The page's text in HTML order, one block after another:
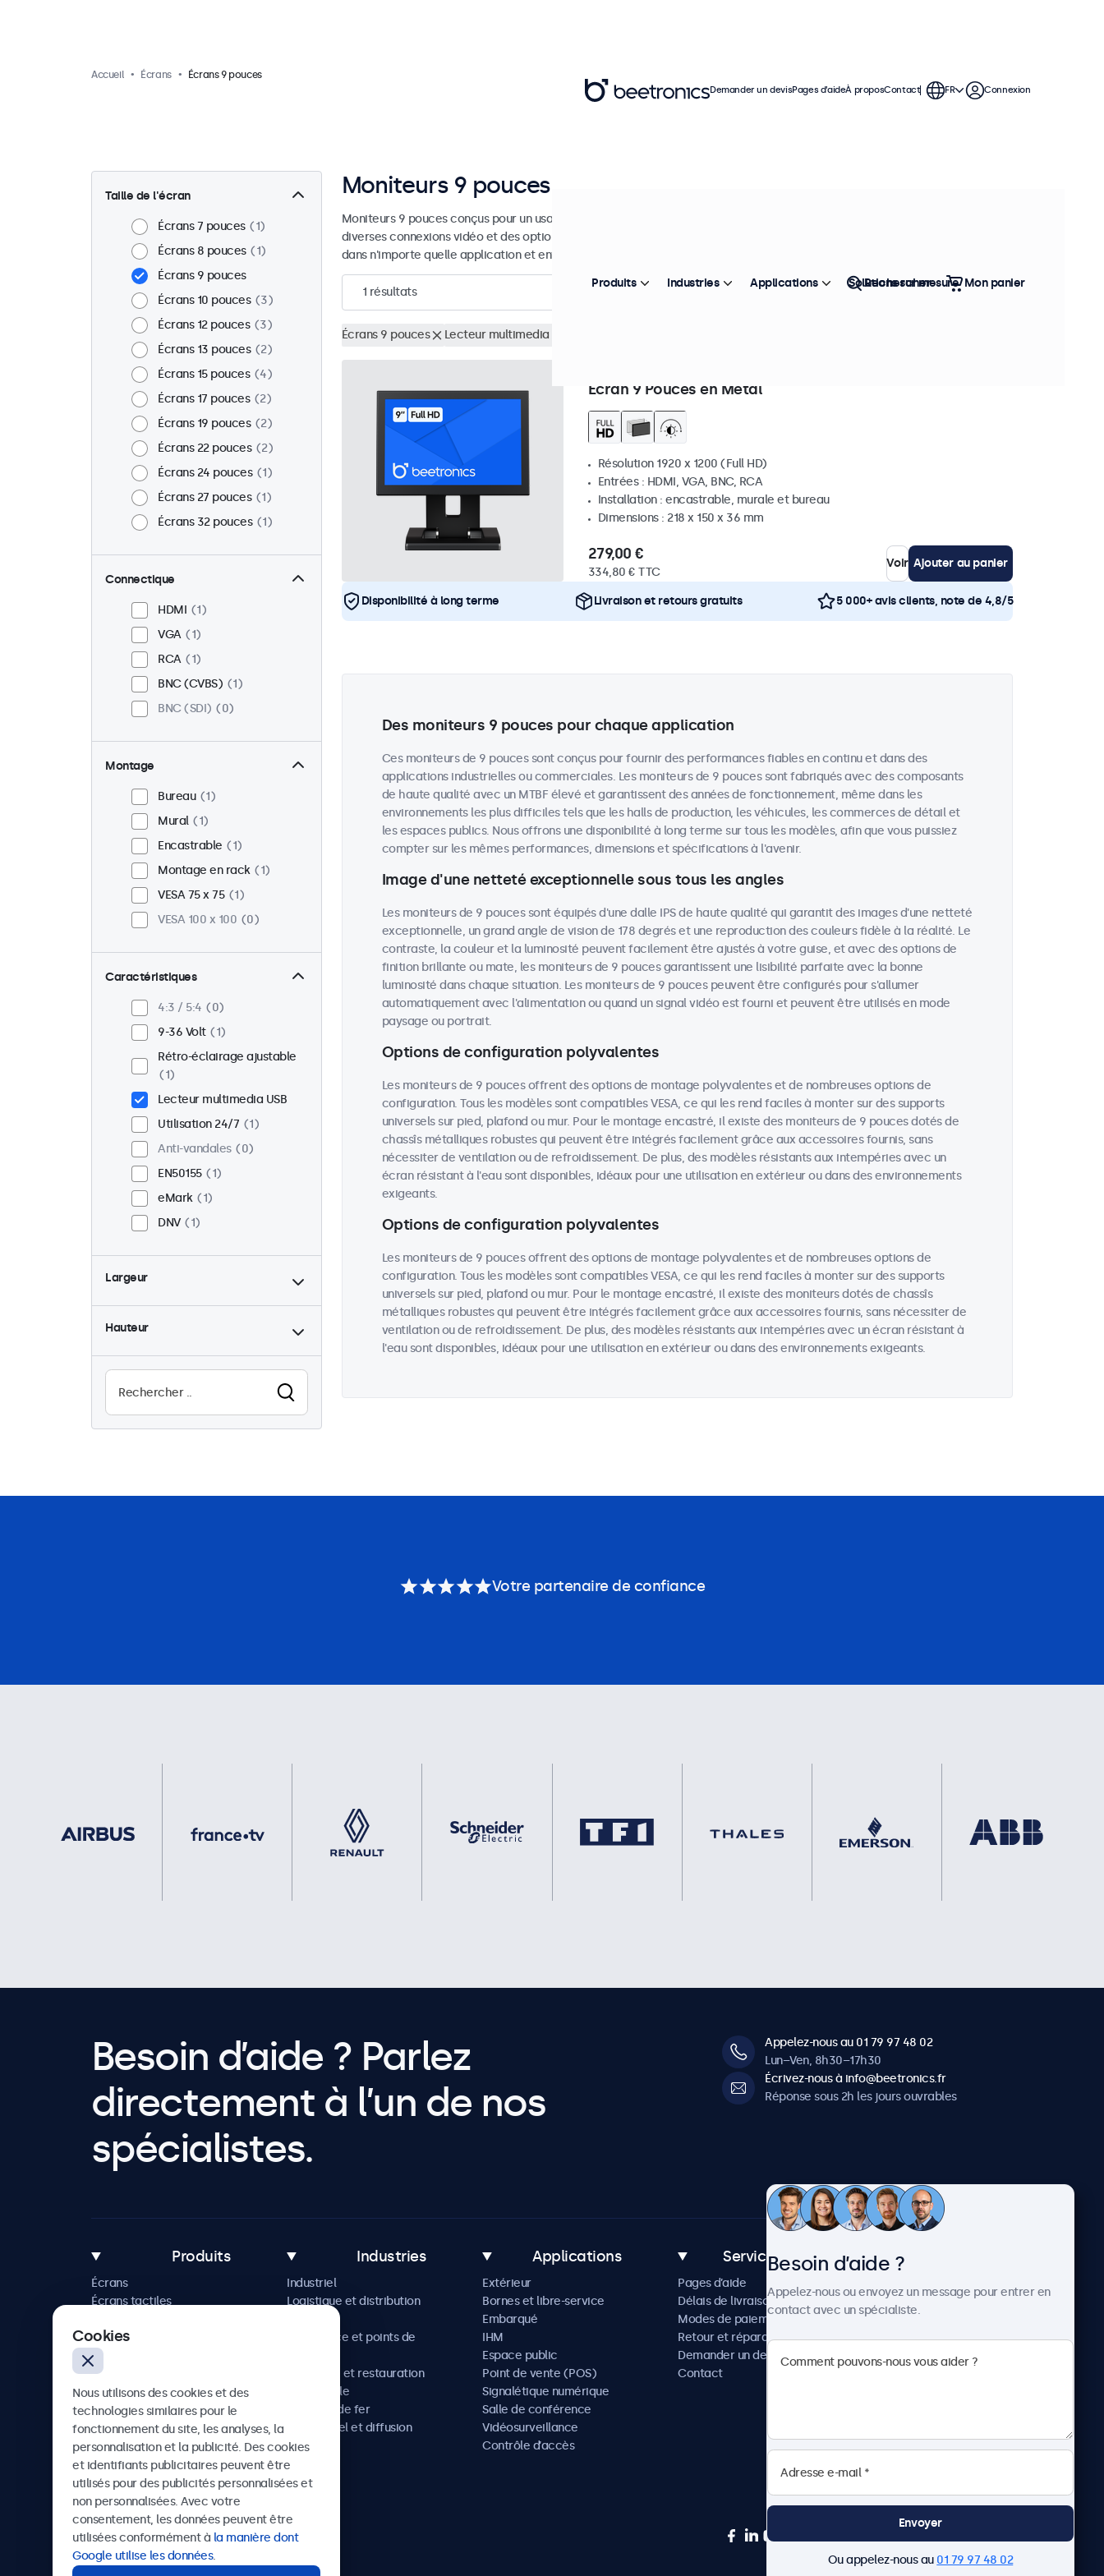
Accueil Écrans Écrans 9 pouces
Taille de l'écran
Écrans 7 pouces
1
Écrans 8 pouces
1
Écrans 9 pouces
Écrans 10 pouces
3
Écrans 12 pouces
3
Écrans 13 pouces
2
Écrans 15 pouces
4
Écrans 17 pouces
2
Écrans 19 pouces
2
Écrans 22 pouces
2
Écrans 24 pouces
1
Écrans 27 pouces
1
Écrans 32 pouces
1
Connectique
HDMI
1
VGA
1
RCA
1
BNC (CVBS)
1
BNC (SDI)
0
Montage
Bureau
1
Mural
1
Encastrable
1
Montage en rack
1
VESA 75 x 75
1
VESA 100 x 100
0
Caractéristiques
4:3 / 5:4
0
9-36 Volt
1
Rétro-éclairage ajustable
1
Lecteur multimedia USB
Utilisation 24/7
1
Anti-vandales
0
EN50155
1
eMark
1
DNV
1
Largeur
Hauteur
Moniteurs 9 pouces
Moniteurs 9 pouces conçus pour un usage industriel et commercial. Ces moniteurs de 9 pouces offrent
diverses connexions vidéo et des options de montage polyvalentes, leur permettant de s'intégrer facilement
dans n'importe quelle application et environnement.
1 résultats Top vente
Écrans 9 pouces Lecteur multimedia USB
Écran 9 Pouces en Métal
Résolution 1920 x 1200 (Full HD)
Entrées : HDMI, VGA, BNC, RCA
Installation : encastrable, murale et bureau
Dimensions : 218 x 150 x 36 mm
279,00 €
334,80 € TTC
Voir Ajouter au panier
Disponibilité à long terme Livraison et retours gratuits 5 000+ avis clients, note de 4,8/5
Des moniteurs 9 pouces pour chaque application
Ces moniteurs de 9 pouces sont conçus pour fournir des performances fiables en continu et dans des
applications industrielles ou commerciales. Les moniteurs de 9 pouces sont fabriqués avec des composants
de haute qualité avec un MTBF élevé et garantissent des années de fonctionnement, même dans les
environnements les plus difficiles tels que les halls de production, les véhicules, les commerces de détail et
les espaces publics. Nous offrons une disponibilité à long terme sur tous les modèles, afin que vous puissiez
compter sur les mêmes performances, dimensions et spécifications à l'avenir.
Image d'une netteté exceptionnelle sous tous les angles
Les moniteurs de 9 pouces sont équipés d'une dalle IPS de haute qualité qui garantit des images d'une netteté
exceptionnelle, un grand angle de vision de 178 degrés et une reproduction des couleurs fidèle à la réalité. Le
contraste, la couleur et la luminosité peuvent facilement être ajustés à votre guise, et avec des options de
finition brillante ou mate, les moniteurs de 9 pouces garantissent une lisibilité parfaite avec la bonne
luminosité dans chaque situation. Les moniteurs de 9 pouces peuvent être configurés pour s'allumer
automatiquement avec l'alimentation ou quand un signal vidéo est fourni et peuvent être utilisés en mode
paysage ou portrait.
Options de configuration polyvalentes
Les moniteurs de 9 pouces offrent des options de montage polyvalentes et de nombreuses options de
configuration. Tous les modèles sont compatibles VESA, ce qui les rend faciles à monter sur des supports
universels sur pied, plafond ou mur. Pour le montage encastré, il existe des moniteurs de 9 pouces dotés de
chassîs métalliques robustes qui peuvent être intégrés facilement grâce aux accessoires fournis, sans
nécessiter de ventilation ou de refroidissement. De plus, des modèles résistants aux intempéries avec un
écran résistant à l'eau sont disponibles, idéaux pour une utilisation en extérieur ou dans des environnements
exigeants.
Options de configuration polyvalentes
Les moniteurs de 9 pouces offrent des options de montage polyvalentes et de nombreuses options de
configuration. Tous les modèles sont compatibles VESA, ce qui les rend faciles à monter sur des supports
universels sur pied, plafond ou mur. Pour le montage encastré, il existe des moniteurs dotés de chassîs
métalliques robustes qui peuvent être intégrés facilement grâce aux accessoires fournis, sans nécessiter de
ventilation ou de refroidissement. De plus, des modèles résistants aux intempéries avec un écran résistant à
l'eau sont disponibles, idéaux pour une utilisation en extérieur ou dans des environnements exigeants.
Demander un devisPages d’aideÀ proposContact FR Connexion
Produits Industries Applications Solutions sur mesure
Rechercher Mon panier
Votre partenaire de confiance
Besoin d’aide ? Parlez
directement à l’un de nos
spécialistes.
Appelez-nous au 01 79 97 48 02
Lun–Ven, 8h30–17h30
Écrivez-nous à info@beetronics.fr
Réponse sous 2h les jours ouvrables
Produits
Écrans
Écrans tactiles
Solutions sur mesure
Industries
Industriel
Logistique et distribution
Commerce et points de
Hôtellerie et restauration
Automobile
Chemins de fer
Audiovisuel et diffusion
Santé
Applications
Extérieur
Bornes et libre-service
Embarqué
IHM
Espace public
Point de vente (POS)
Signalétique numérique
Salle de conférence
Vidéosurveillance
Contrôle d’accès
Service client
Pages d’aide
Délais de livraison
Modes de paiement
Retour et réparation
Demander un devis
Contact
Actualités et mises à jour
Carrière
Conditions de vente
Beetronics
75 Boulevard Haussmann, 75008 Paris, France
Besoin d’aide ?
Appelez-nous ou envoyez un message pour entrer en
contact avec un spécialiste.
Envoyer
Ou appelez-nous au 01 79 97 48 02
Cookies
Nous utilisons des cookies et des
technologies similaires pour le
fonctionnement du site, les analyses, la
personnalisation et la publicité. Des cookies
et identifiants publicitaires peuvent être
utilisés pour des publicités personnalisées et
non personnalisées. Avec votre
consentement, les données peuvent être
utilisées conformément à la manière dont
Google utilise les données.